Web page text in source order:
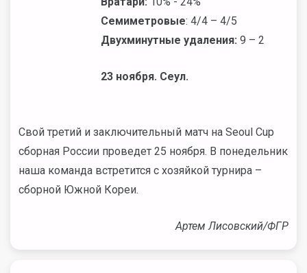
Семиметровые: 4/4 – 4/5
Двухминутные удаления: 9 – 2
23 ноября. Сеул.
Свой третий и заключительный матч на Seoul Cup
сборная России проведет 25 ноября. В понедельник
наша команда встретится с хозяйкой турнира –
сборной Южной Кореи.
Артем Лисовский/ФГР